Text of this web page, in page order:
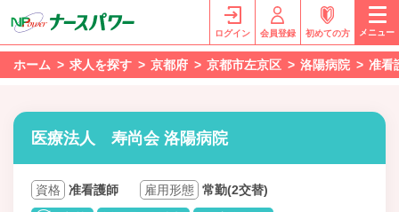
ログイン 会員登録 初めての方 メニュー
ホーム 求人を探す 京都府 京都市左京区 洛陽病院 准看
医療法人 寿尚会 洛陽病院
資格 准看護師 雇用形態 常勤(2交替)